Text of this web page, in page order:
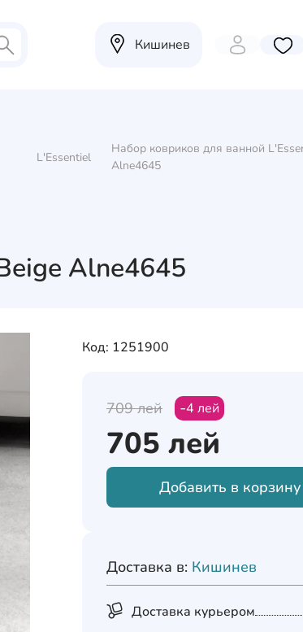
Кишинев
L'Essentiel
Набор ковриков для ванной
Alne4645
Alne4645
Код: 1251900
709лей 4 лей
705 лей
Добавить в корзину
Доставка в: Кишинев
Доставка курьером